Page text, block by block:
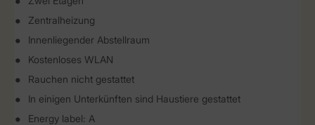
Zentralheizung
Innenliegender Abstellraum
Kostenloses WLAN
Rauchen nicht gestattet
In einigen Unterkünften sind Haustiere gestattet
Energy label: A